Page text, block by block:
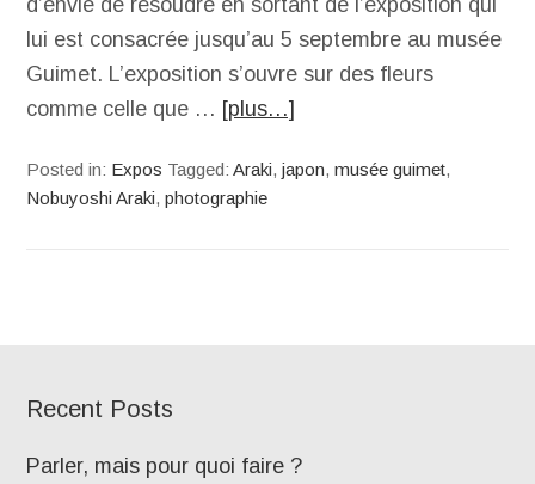
d’envie de résoudre en sortant de l’exposition qui
lui est consacrée jusqu’au 5 septembre au musée
Guimet. L’exposition s’ouvre sur des fleurs
comme celle que … [plus…]
Posted in: Expos Tagged:Araki,japon,musée guimet,
Nobuyoshi Araki,photographie
Recent Posts
Parler, mais pour quoi faire ?